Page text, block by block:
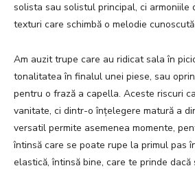
solista sau solistul principal, ci armoniile
texturi care schimbă o melodie
Am auzit trupe care au ridicat sala în
tonalitatea în finalul unei piese, sau
pentru o frază a capella. Aceste riscuri
vanitate, ci dintr-o înțelegere matură a
versatil permite asemenea momente,
întinsă care se poate rupe la primul pas
elastică, întinsă bine, care te prinde dacă